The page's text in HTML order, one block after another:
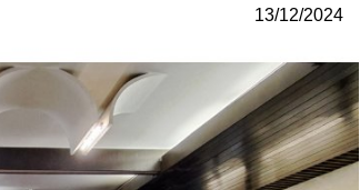
13/12/2024